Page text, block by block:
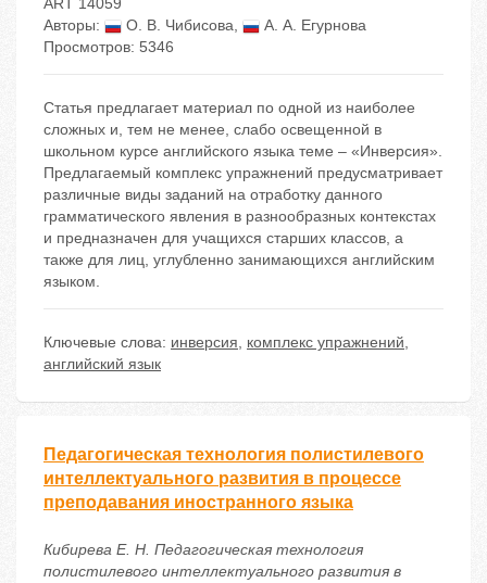
ART 14059
Авторы:
О. В. Чибисова,
А. А. Егурнова
Просмотров: 5346
Статья предлагает материал по одной из наиболее
сложных и, тем не менее, слабо освещенной в
школьном курсе английского языка теме – «Инверсия».
Предлагаемый комплекс упражнений предусматривает
различные виды заданий на отработку данного
грамматического явления в разнообразных контекстах
и предназначен для учащихся старших классов, а
также для лиц, углубленно занимающихся английским
языком.
Ключевые слова: инверсия, комплекс упражнений,
английский язык
Педагогическая технология полистилевого
интеллектуального развития в процессе
преподавания иностранного языка
Кибирева Е. Н. Педагогическая технология
полистилевого интеллектуального развития в